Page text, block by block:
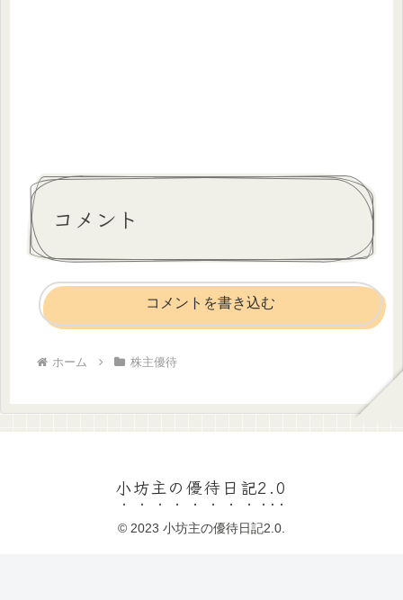
コメント
コメントを書き込む
ホーム 株主優待
小坊主の優待日記2.0
© 2023 小坊主の優待日記2.0.